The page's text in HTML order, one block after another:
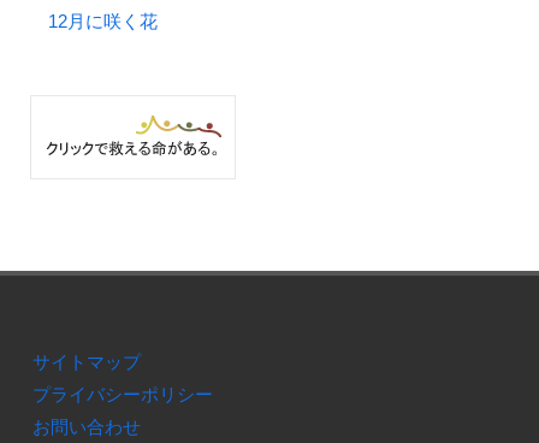
12月に咲く花
サイトマップ
プライバシーポリシー
お問い合わせ